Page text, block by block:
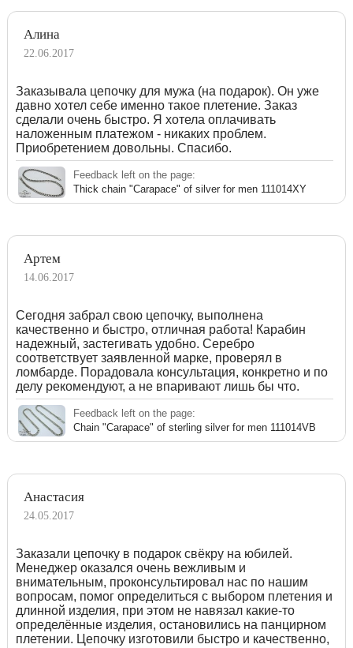
Алина
22.06.2017
Заказывала цепочку для мужа (на подарок). Он уже
давно хотел себе именно такое плетение. Заказ
сделали очень быстро. Я хотела оплачивать
наложенным платежом - никаких проблем.
Приобретением довольны. Спасибо.
Feedback left on the page:
Thick chain "Carapace" of silver for men 111014XY
Артем
14.06.2017
Сегодня забрал свою цепочку, выполнена
качественно и быстро, отличная работа! Карабин
надежный, застегивать удобно. Серебро
соответствует заявленной марке, проверял в
ломбарде. Порадовала консультация, конкретно и по
делу рекомендуют, а не впаривают лишь бы что.
Feedback left on the page:
Chain "Carapace" of sterling silver for men 111014VB
Анастасия
24.05.2017
Заказали цепочку в подарок свёкру на юбилей.
Менеджер оказался очень вежливым и
внимательным, проконсультировал нас по нашим
вопросам, помог определиться с выбором плетения и
длинной изделия, при этом не навязал какие-то
определённые изделия, остановились на панцирном
плетении. Цепочку изготовили быстро и качественно,